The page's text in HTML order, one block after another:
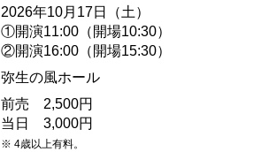
2026年10月17日（土）
①開演11:00（開場10:30）
②開演16:00（開場15:30）
弥生の風ホール
前売 2,500円
当日 3,000円
※ 4歳以上有料。